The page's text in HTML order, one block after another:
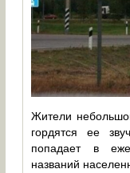
Жители
гордятся ее
попадает в
названий